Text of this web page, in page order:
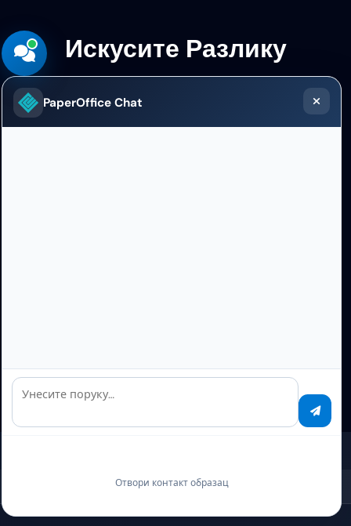
Искусите Разлику
800+ специјализованих LLM-ова.
Неограничено бесплатно тестирање.
X TikTok Facebook
PaperOffice Chat
Унесите поруку…
Отвори контакт образац